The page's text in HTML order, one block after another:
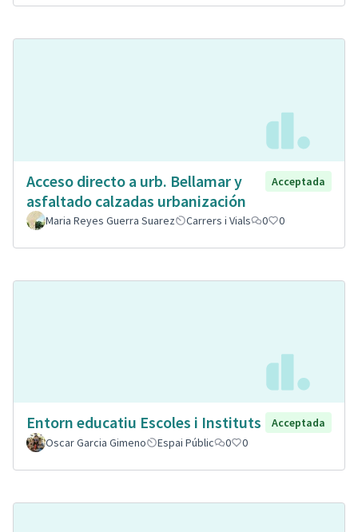
Acceso directo a urb. Bellamar y
asfaltado calzadas urbanización
Acceptada
Maria Reyes Guerra Suarez Carrers i Vials 0 0
Entorn educatiu Escoles i Instituts
Acceptada
Oscar Garcia Gimeno
Espai Públic 0 0